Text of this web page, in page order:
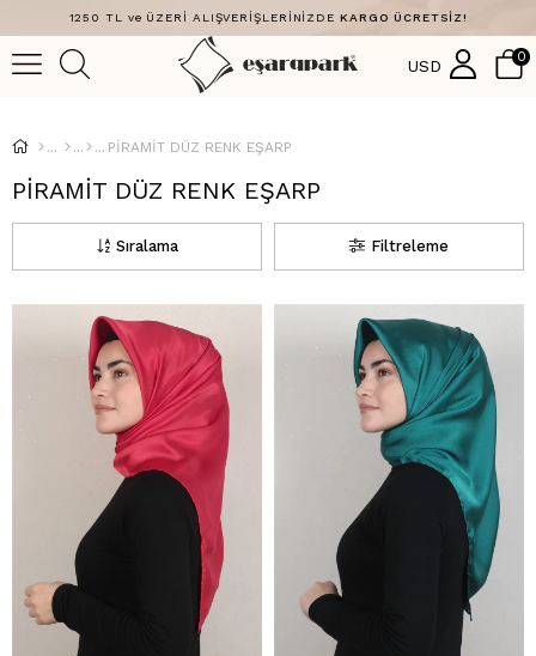
1250 TL ve ÜZERİ ALIŞVERİŞLERİNİZDE KARGO ÜCRETSİZ!
USD 0
PİRAMİT DÜZ RENK EŞARP
PİRAMİT DÜZ RENK EŞARP
Filtreleme
Sıralama